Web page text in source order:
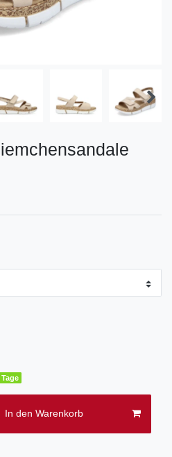
In den Warenkorb